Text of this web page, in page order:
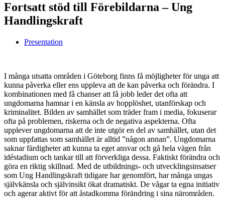
Fortsatt stöd till Förebildarna – Ung
Handlingskraft
Presentation
I många utsatta områden i Göteborg finns få möjligheter för unga att
kunna påverka eller ens uppleva att de kan påverka och förändra. I
kombinationen med få chanser att få jobb leder det ofta att
ungdomarna hamnar i en känsla av hopplöshet, utanförskap och
kriminalitet. Bilden av samhället som träder fram i media, fokuserar
ofta på problemen, riskerna och de negativa aspekterna. Ofta
upplever ungdomarna att de inte utgör en del av samhället, utan det
som uppfattas som samhället är alltid ”någon annan”. Ungdomarna
saknar färdigheter att kunna ta eget ansvar och gå hela vägen från
idéstadium och tankar till att förverkliga dessa. Faktiskt förändra och
göra en riktig skillnad. Med de utbildnings- och utvecklingsinsatser
som Ung Handlingskraft tidigare har genomfört, har många ungas
självkänsla och självinsikt ökat dramatiskt. De vågar ta egna initiativ
och agerar aktivt för att åstadkomma förändring i sina närområden.